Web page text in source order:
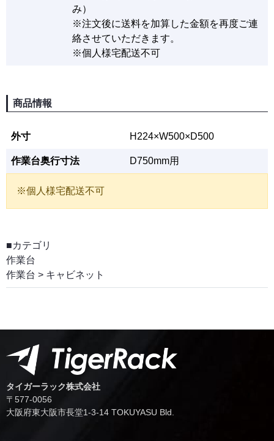
み）
※注文後に送料を加算した金額を再度ご連
絡させていただきます。
※個人様宅配送不可
商品情報
外寸 H224×W500×D500
作業台奥行寸法 D750mm用
※個人様宅配送不可
■カテゴリ
作業台
作業台 > キャビネット
タイガーラック株式会社
〒577-0056
⼤阪府東⼤阪市⻑堂1-3-14 TOKUYASU Bld.